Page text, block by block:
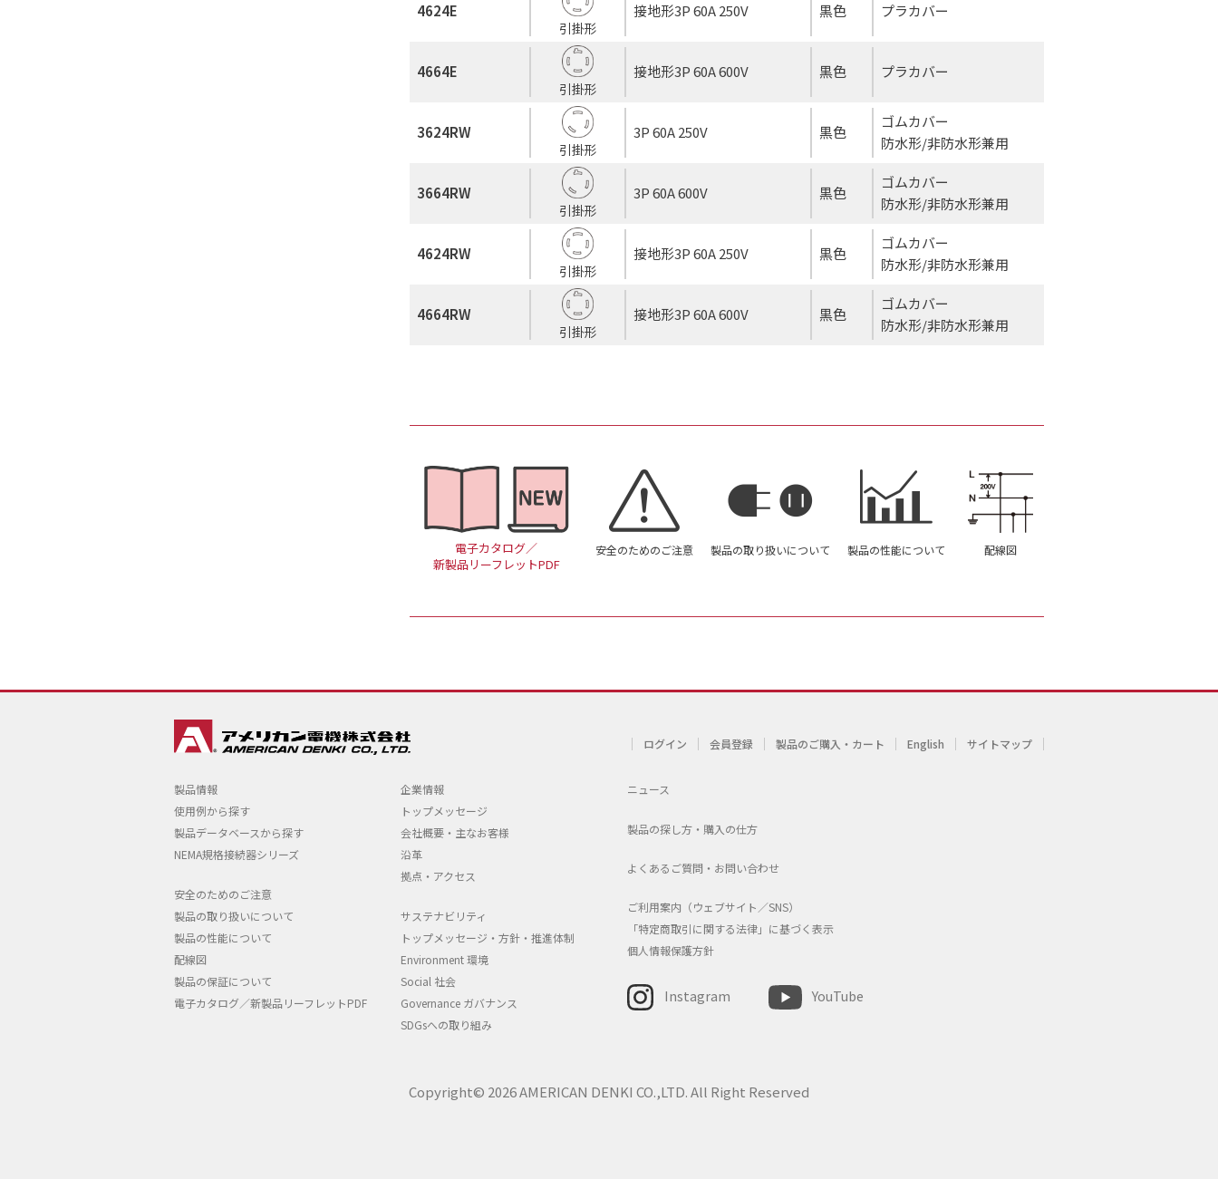
4624E
引掛形
接地形3P 60A 250V 黒色 プラカバー
4664E
引掛形
接地形3P 60A 600V 黒色 プラカバー
3624RW
引掛形
3P 60A 250V 黒色
ゴムカバー
防水形/非防水形兼用
3664RW
引掛形
3P 60A 600V 黒色
ゴムカバー
防水形/非防水形兼用
4624RW
引掛形
接地形3P 60A 250V 黒色
ゴムカバー
防水形/非防水形兼用
4664RW
引掛形
接地形3P 60A 600V 黒色
ゴムカバー
防水形/非防水形兼用
電子カタログ／
新製品リーフレットPDF
安全のためのご注意 製品の取り扱いについて 製品の性能について 配線図
ログイン 会員登録 製品のご購入・カート English サイトマップ
製品情報
使用例から探す
製品データベースから探す
NEMA規格接続器シリーズ
安全のためのご注意
製品の取り扱いについて
製品の性能について
配線図
製品の保証について
電子カタログ／新製品リーフレットPDF
企業情報
トップメッセージ
会社概要・主なお客様
沿革
拠点・アクセス
サステナビリティ
トップメッセージ・方針・推進体制
Environment 環境
Social 社会
Governance ガバナンス
SDGsへの取り組み
ニュース
製品の探し方・購入の仕方
よくあるご質問・お問い合わせ
ご利用案内（ウェブサイト／SNS）
「特定商取引に関する法律」に基づく表示
個人情報保護方針
Instagram YouTube
Copyright© 2026 AMERICAN DENKI CO.,LTD. All Right Reserved